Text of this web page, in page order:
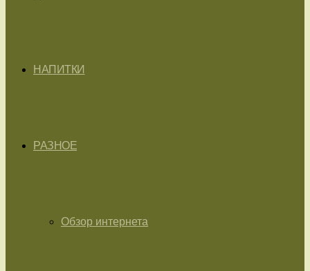
НАПИТКИ
РАЗНОЕ
Обзор интернета